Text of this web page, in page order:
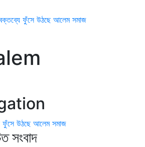
বক্তব্যে ফুঁসে উঠছে আলেম সমাজ
ফুঁসে উঠছে আলেম সমাজ
সংবাদ